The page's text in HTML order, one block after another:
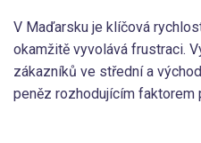
V Maďarsku je klíčová
okamžitě vyvolává frustraci.
zákazníků ve střední a
peněz rozhodujícím faktorem